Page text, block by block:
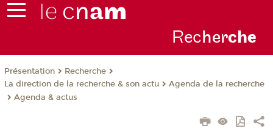
Recherche
Présentation
Recherche
La direction de la recherche & son actu
Agenda de la recherche
Agenda & actus